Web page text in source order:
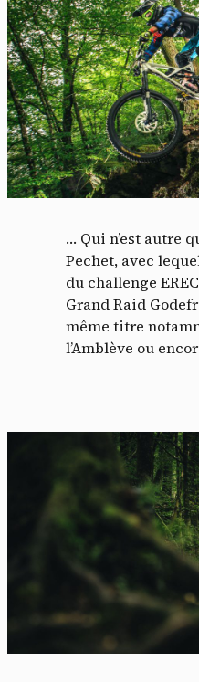
… Qui n’est autre
Pechet, avec
du challenge
Grand Raid
même titre
l’Amblève ou